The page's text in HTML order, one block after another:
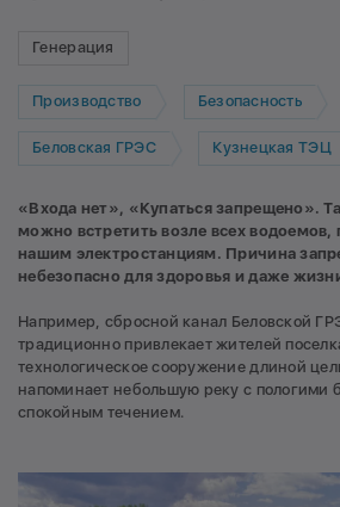
Генерация
Производство Безопасность
Беловская ГРЭС Кузнецкая ТЭЦ
«Входа нет», «Купаться запрещено».
можно встретить возле всех
нашим электростанциям. Причина
небезопасно для здоровья и даже
Например, сбросной канал Беловской
традиционно привлекает жителей
технологическое сооружение длиной
напоминает небольшую реку с пологими
спокойным течением.